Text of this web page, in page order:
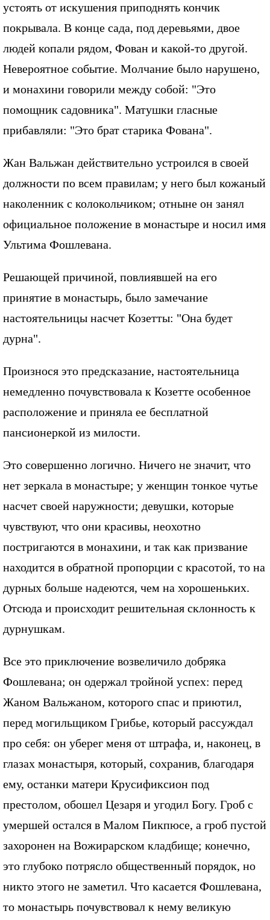
устоять от искушения приподнять кончик
покрывала. В конце сада, под деревьями, двое
людей копали рядом, Фован и какой-то другой.
Невероятное событие. Молчание было нарушено,
и монахини говорили между собой: "Это
помощник садовника". Матушки гласные
прибавляли: "Это брат старика Фована".
Жан Вальжан действительно устроился в своей
должности по всем правилам; у него был кожаный
наколенник с колокольчиком; отныне он занял
официальное положение в монастыре и носил имя
Ультима Фошлевана.
Решающей причиной, повлиявшей на его
принятие в монастырь, было замечание
настоятельницы насчет Козетты: "Она будет
дурна".
Произнося это предсказание, настоятельница
немедленно почувствовала к Козетте особенное
расположение и приняла ее бесплатной
пансионеркой из милости.
Это совершенно логично. Ничего не значит, что
нет зеркала в монастыре; у женщин тонкое чутье
насчет своей наружности; девушки, которые
чувствуют, что они красивы, неохотно
постригаются в монахини, и так как призвание
находится в обратной пропорции с красотой, то на
дурных больше надеются, чем на хорошеньких.
Отсюда и происходит решительная склонность к
дурнушкам.
Все это приключение возвеличило добряка
Фошлевана; он одержал тройной успех: перед
Жаном Вальжаном, которого спас и приютил,
перед могильщиком Грибье, который рассуждал
про себя: он уберег меня от штрафа, и, наконец, в
глазах монастыря, который, сохранив, благодаря
ему, останки матери Крусификсион под
престолом, обошел Цезаря и угодил Богу. Гроб с
умершей остался в Малом Пикпюсе, а гроб пустой
захоронен на Вожирарском кладбище; конечно,
это глубоко потрясло общественный порядок, но
никто этого не заметил. Что касается Фошлевана,
то монастырь почувствовал к нему великую